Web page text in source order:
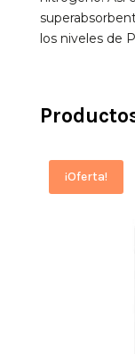
los niveles de
¡Oferta!